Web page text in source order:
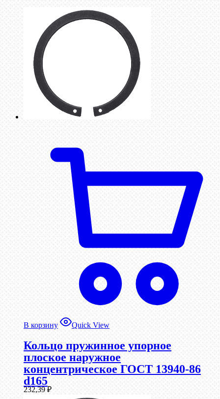
В корзину Quick View
Кольцо пружинное упорное
плоское наружное
концентрическое ГОСТ 13940-86
d165
232,39₽